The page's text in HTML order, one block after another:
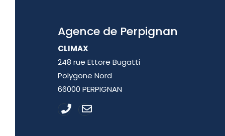
Agence de Perpignan
CLIMAX
248 rue Ettore Bugatti
Polygone Nord
66000 PERPIGNAN